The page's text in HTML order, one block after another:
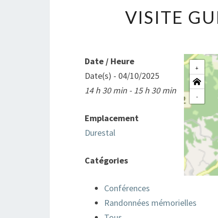
VISITE
+
-
Date / Heure
Date(s) - 04/10/2025
14 h 30 min - 15 h 30 min
Emplacement
Durestal
Catégories
Conférences
Randonnées mémorielles